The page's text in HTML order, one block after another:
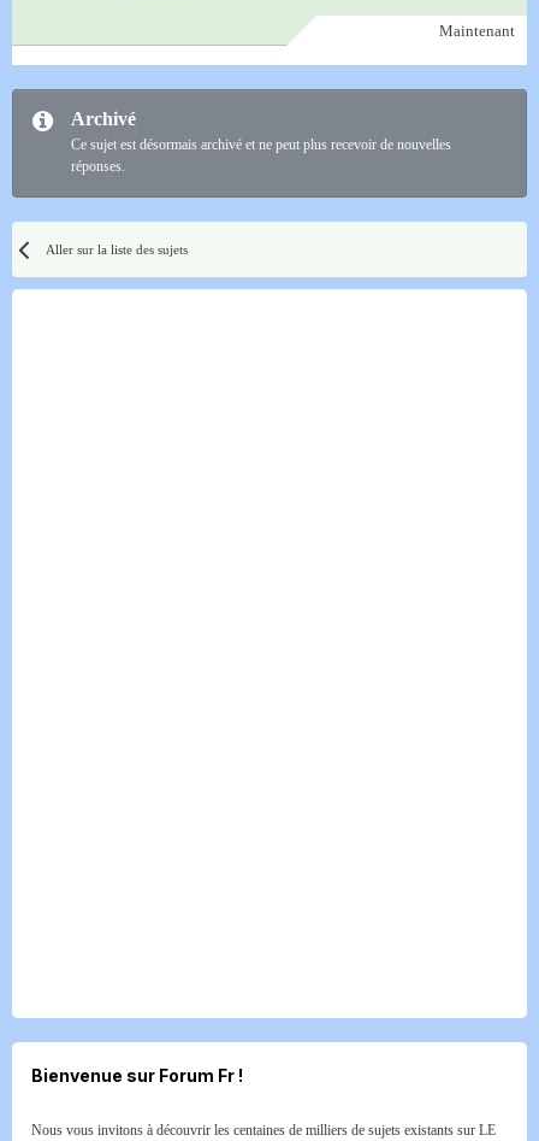
Maintenant
Archivé
Ce sujet est désormais archivé et ne peut plus recevoir de nouvelles
réponses.
Aller sur la liste des sujets
Bienvenue sur Forum Fr !
Nous vous invitons à découvrir les centaines de milliers de sujets existants sur LE